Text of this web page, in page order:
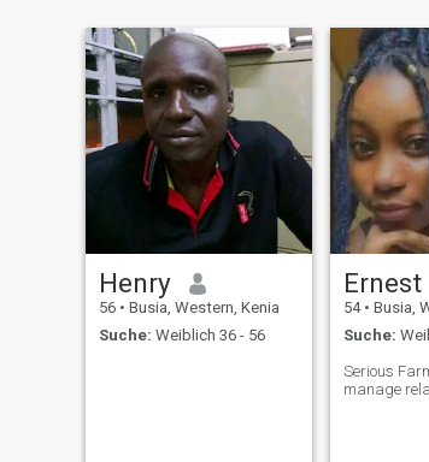
Henry
56 • Busia, Western, Kenia
Suche: Weiblich 36 - 56
Ernest
54 • Busia,
Suche:
Serious
manage